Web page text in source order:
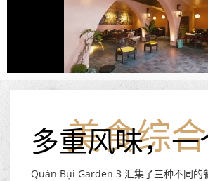
美食综
多重风味，一
Quán Bụi Garden 3 汇集了三种不同的